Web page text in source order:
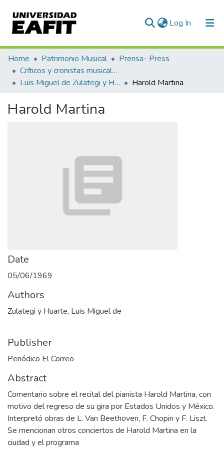
Log In (current)
Communities & Collections
All of DSpace
Home Patrimonio Musical
Prensa- Press
Críticos y cronistas musicales
Luis Miguel de Zulategi y Huarte
Harold Martina
Harold Martina
Date
05/06/1969
Authors
Zulategi y Huarte, Luis Miguel de
Publisher
Periódico El Correo
Abstract
Comentario sobre el recital del pianista Harold Martina, con
motivo del regreso de su gira por Estados Unidos y México.
Interpretó obras de L. Van Beethoven, F. Chopin y F. Liszt.
Se mencionan otros conciertos de Harold Martina en la
ciudad y el programa